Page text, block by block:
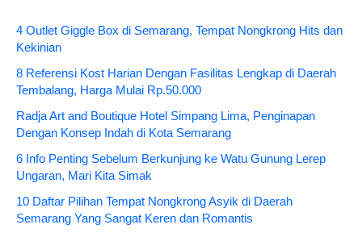
4 Outlet Giggle Box di Semarang, Tempat Nongkrong Hits dan
Kekinian
8 Referensi Kost Harian Dengan Fasilitas Lengkap di Daerah
Tembalang, Harga Mulai Rp.50.000
Radja Art and Boutique Hotel Simpang Lima, Penginapan
Dengan Konsep Indah di Kota Semarang
6 Info Penting Sebelum Berkunjung ke Watu Gunung Lerep
Ungaran, Mari Kita Simak
10 Daftar Pilihan Tempat Nongkrong Asyik di Daerah
Semarang Yang Sangat Keren dan Romantis